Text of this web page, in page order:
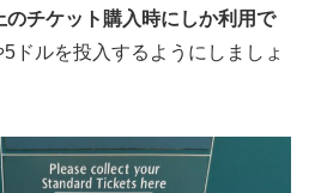
チケット購入時にしか利用で
ドルを投入するようにしましょ